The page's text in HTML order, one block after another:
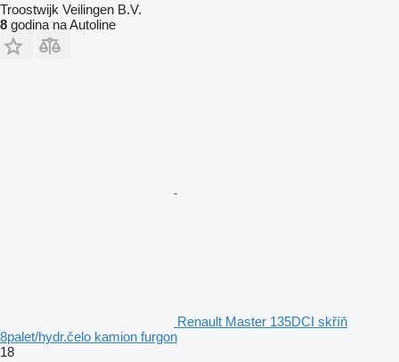
Troostwijk Veilingen B.V.
8 godina na Autoline
Renault Master 135DCI skříň
8palet/hydr.čelo kamion furgon
18